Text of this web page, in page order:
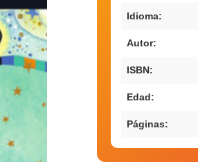
Idioma:
Autor:
ISBN:
Edad:
Páginas: